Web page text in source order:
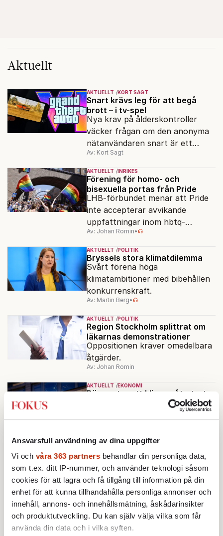
Ansvarsfull användning av dina uppgifter
Vi och våra 363 partners behandlar din personliga data,
som t.ex. ditt IP-nummer, och använder teknologi såsom
cookies för att lagra och få tillgång till information på din
enhet för att kunna tillhandahålla personliga annonser och
innehåll, annons- och innehållsmätning, åskådarinsikter
och produktutveckling. Du kan själv välja vilka som får
använda din data och i vilka syften.
Aktuellt
AKTUELLT KORT SAGT
Snart krävs leg för att begå
brott – i tv-spel
Nya krav på ålderskontroller
väcker frågan om den anonyma
nätanvändaren snart är ett
minne blott.
Av: Kort Sagt
AKTUELLT INRIKES
Förening för homo- och
bisexuella portas från Pride
LHB-förbundet menar att Pride
inte accepterar avvikande
uppfattningar inom hbtq-
rörelsen. "Vi har inga problem
med transpersoner", säger
ordföranden Linn Saarinen.
Av: Johan Romin•
AKTUELLT POLITIK
Bryssels stora klimatdilemma
Svårt förena höga
klimatambitioner med bibehållen
konkurrenskraft.
Av: Martin Berg•
AKTUELLT POLITIK
Region Stockholm splittrat om
läkarnas demonstrationer
Oppositionen kräver omedelbara
åtgärder.
Av: Johan Romin
AKTUELLT EKONOMI
Börsen tar ett kliv uppåt – trots
Stockholmsbörsen har vänt upp
förmiddagshandeln, efter en
inledning nedåt – trots ett högre
oljepris och AI-oro.
Av: TT
AKTUELLT POLITIK
Svensk besvikelse över EU:s
lättare klimatregler
Miljöpartiet: ”Tragiskt att
kommissionen viker sig.”
Av: Cecilia Garme